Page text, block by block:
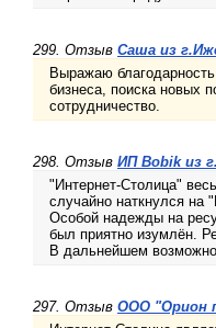
299. Отзыв Саша из
Выражаю
бизнеса, поиска новых
сотрудничество.
298. Отзыв ИП Bobik из
"Интернет-Столица"
случайно наткнулся на
Особой надежды на
был приятно изумлён.
В дальнейшем
297. Отзыв ООО "Орион